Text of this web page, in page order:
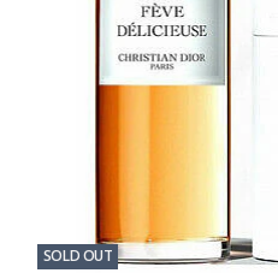
SOLD OUT